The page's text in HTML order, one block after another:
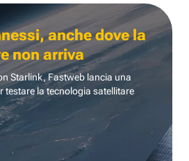
anche dove la
non arriva
Starlink, Fastweb lancia una
testare la tecnologia satellitare